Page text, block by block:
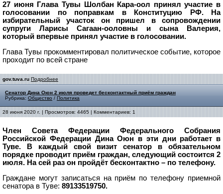
27 июня Глава Тувы Шолбан Кара-оол принял участие в
голосовании по поправкам в Конституцию РФ. На
избирательный участок он пришел в сопровождении
супруги Ларисы Сагаан-ооловны и сына Валерия,
который впервые принял участие в голосовании.
Глава Тувы прокомментировал политическое событие, которое
проходит по всей стране
gov.tuva.ru Подробнее
Сенатор Дина Оюн 2 июля проведет бесконтактный приём граждан
Рубрика: Общество / Политика
28 июня 2020 г. | Просмотров: 4465 | Комментариев: 1
Член Совета Федерации Федерального Собрания
Российской Федерации Дина Оюн в эти дни работает в
Туве. В каждый свой визит сенатор в обязательном
порядке проводит приём граждан, следующий состоится 2
июля. На сей раз он пройдёт бесконтактно – по телефону.
Граждане могут записаться на приём по телефону приемной
сенатора в Туве: 89133519750.